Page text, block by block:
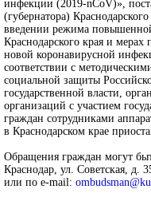
инфекции (2019-nCoV)»,
(губернатора)
введении режима
Краснодарского края и
новой коронавирусной
соответствии с
социальной защиты
государственной власти,
организаций с участием
граждан сотрудниками
в Краснодарском крае
Обращения граждан могут
Краснодар, ул. Советская, д.
или по e-mail: